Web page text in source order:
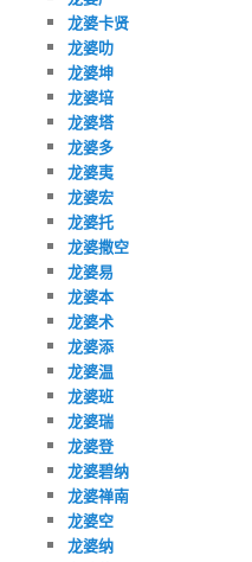
龙婆卡贤
龙婆叻
龙婆坤
龙婆培
龙婆塔
龙婆多
龙婆夷
龙婆宏
龙婆托
龙婆撒空
龙婆易
龙婆本
龙婆术
龙婆添
龙婆温
龙婆班
龙婆瑞
龙婆登
龙婆碧纳
龙婆禅南
龙婆空
龙婆纳